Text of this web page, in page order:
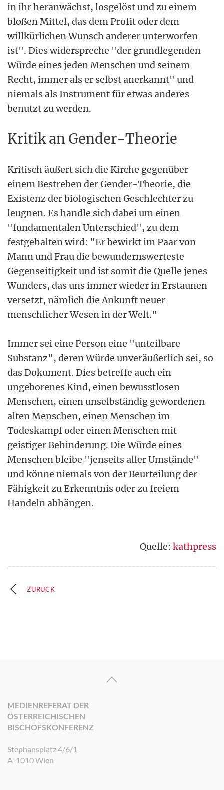
in ihr heranwächst, losgelöst und zu einem
bloßen Mittel, das dem Profit oder dem
willkürlichen Wunsch anderer unterworfen
ist". Dies widerspreche "der grundlegenden
Würde eines jeden Menschen und seinem
Recht, immer als er selbst anerkannt" und
niemals als Instrument für etwas anderes
benutzt zu werden.
Kritik an Gender-Theorie
Kritisch äußert sich die Kirche gegenüber
einem Bestreben der Gender-Theorie, die
Existenz der biologischen Geschlechter zu
leugnen. Es handle sich dabei um einen
"fundamentalen Unterschied", zu dem
festgehalten wird: "Er bewirkt im Paar von
Mann und Frau die bewundernswerteste
Gegenseitigkeit und ist somit die Quelle jenes
Wunders, das uns immer wieder in Erstaunen
versetzt, nämlich die Ankunft neuer
menschlicher Wesen in der Welt."
Immer sei eine Person eine "unteilbare
Substanz", deren Würde unveräußerlich sei, so
das Dokument. Dies betreffe auch ein
ungeborenes Kind, einen bewusstlosen
Menschen, einen unselbständig gewordenen
alten Menschen, einen Menschen im
Todeskampf oder einen Menschen mit
geistiger Behinderung. Die Würde eines
Menschen bleibe "jenseits aller Umstände"
und könne niemals von der Beurteilung der
Fähigkeit zu Erkenntnis oder zu freiem
Handeln abhängen.
Quelle: kathpress
ZURÜCK
MEDIENREFERAT DER
ÖSTERREICHISCHEN
BISCHOFSKONFERENZ
Stephansplatz 4/6/1
A-1010 Wien